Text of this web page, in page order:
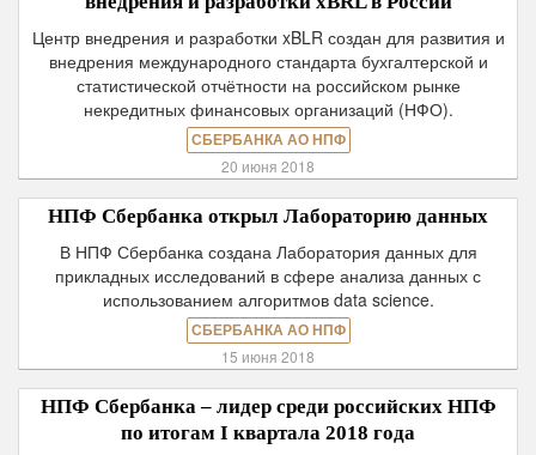
Центр внедрения и разработки xBLR создан для развития и
внедрения международного стандарта бухгалтерской и
статистической отчётности на российском рынке
некредитных финансовых организаций (НФО).
СБЕРБАНКА АО НПФ
20 июня 2018
НПФ Сбербанка открыл Лабораторию данных
В НПФ Сбербанка создана Лаборатория данных для
прикладных исследований в сфере анализа данных с
использованием алгоритмов data science.
СБЕРБАНКА АО НПФ
15 июня 2018
НПФ Сбербанка – лидер среди российских НПФ
по итогам I квартала 2018 года